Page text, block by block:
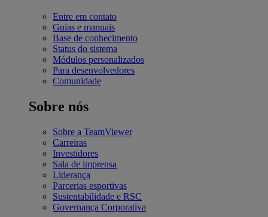
Entre em contato
Guias e manuais
Base de conhecimento
Status do sistema
Módulos personalizados
Para desenvolvedores
Comunidade
Sobre nós
Sobre a TeamViewer
Carreiras
Investidores
Sala de imprensa
Liderança
Parcerias esportivas
Sustentabilidade e RSC
Governança Corporativa